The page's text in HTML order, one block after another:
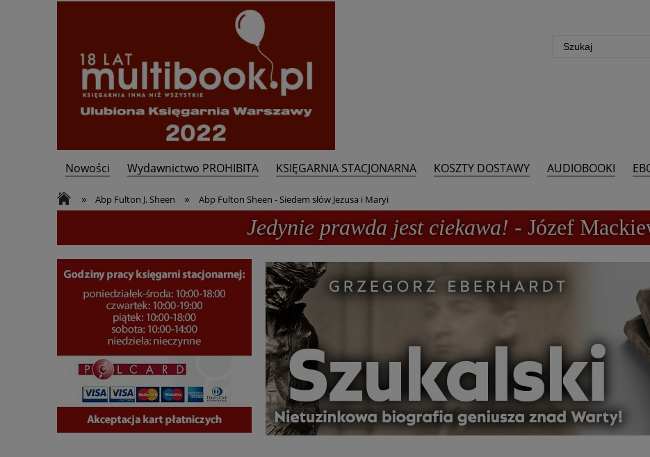
Nowości Wydawnictwo PROHIBITA KSIĘGARNIA STACJONARNA KOSZTY DOSTAWY AUDIOBOOKI
Kontakt
» Abp Fulton J. Sheen » Abp Fulton Sheen - Siedem słów Jezusa i Maryi
Jedynie prawda jest ciekawa! - Józef